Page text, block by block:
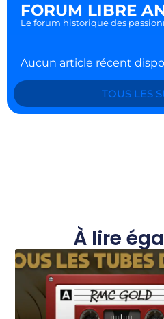
FORUM LIBRE
Le forum historique des
Aucun article récent
TOUS LES
À lire